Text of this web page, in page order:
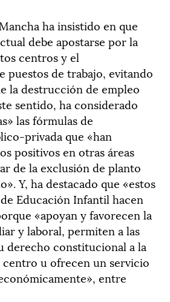
ha insistido en que
debe apostarse por la
centros y el
puestos de trabajo, evitando
la destrucción de empleo
sentido, ha considerado
las fórmulas de
privada que «han
positivos en otras áreas
de la exclusión de planto
Y, ha destacado que «estos
Educación Infantil hacen
«apoyan y favorecen la
y laboral, permiten a las
derecho constitucional a la
u ofrecen un servicio
entre